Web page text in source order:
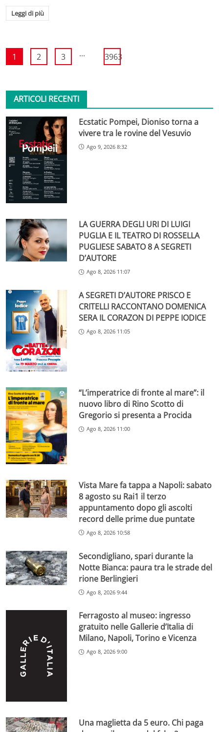
Leggi di più
1 2 3 ... 3963
ARTICOLI RECENTI
Ecstatic Pompei, Dioniso torna a
vivere tra le rovine del Vesuvio
Ago 9, 2026 8:32
LA GUERRA DEGLI URI DI LUIGI
PUGLIA E IL TEATRO DI ROSSELLA
PUGLIESE SABATO 8 A SEGRETI
D’AUTORE
Ago 8, 2026 11:07
A SEGRETI D’AUTORE PRISCO E
CRITELLI RACCONTANO DOMENICA
SERA IL CORAZON DI PEPPE IODICE
Ago 8, 2026 11:05
“L’imperatrice di fronte al mare”: il
nuovo libro di Rino Scotto di
Gregorio si presenta a Procida
Ago 8, 2026 11:00
Vista Mare fa tappa a Napoli: sabato
8 agosto su Rai1 il terzo
appuntamento dopo gli ascolti
record delle prime due puntate
Ago 8, 2026 10:58
Secondigliano, spari durante la
Notte Bianca: paura tra le strade del
rione Berlingieri
Ago 8, 2026 9:44
Ferragosto al museo: ingresso
gratuito nelle Gallerie d’Italia di
Milano, Napoli, Torino e Vicenza
Ago 8, 2026 9:00
Una maglietta da 5 euro. Chi paga